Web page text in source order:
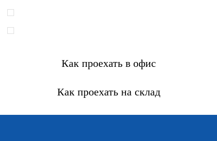
Как проехать в офис
Как проехать на склад